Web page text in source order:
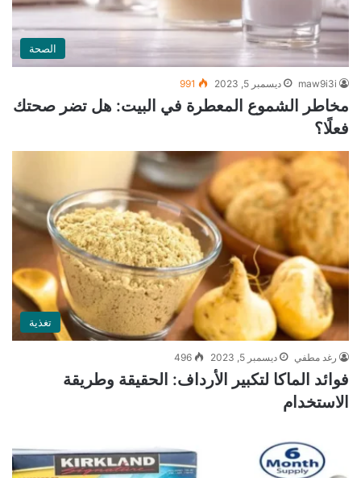
الصحة
maw9i3i ديسمبر 5, 2023 991
مخاطر الشموع المعطرة في البيت: هل تضر صحتك
فعلًا؟
تغذية
رغد مطفي ديسمبر 5, 2023 496
فوائد الماكا لتكبير الأرداف: الحقيقة وطريقة
الاستخدام